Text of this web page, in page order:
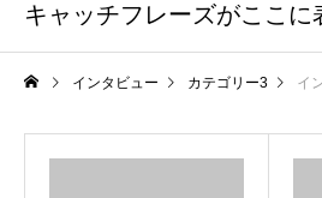
キャッチフレーズがここに
インタビュー カテゴリー3 イ